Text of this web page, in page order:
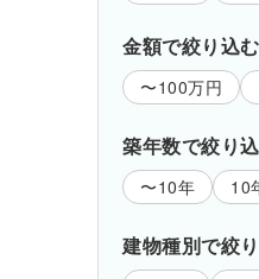
金額で絞り込む
〜100万円
築年数で絞り
〜10年 10
建物種別で絞